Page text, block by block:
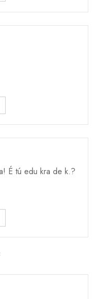
É tú edu kra de k.?